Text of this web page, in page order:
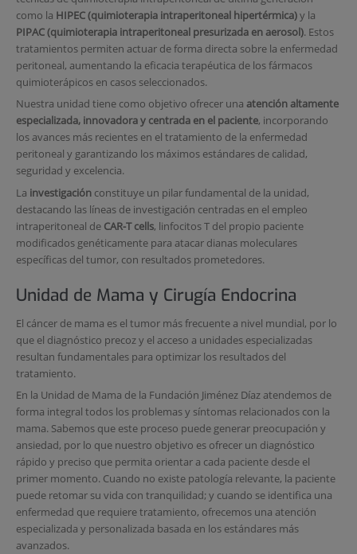
como la HIPEC (quimioterapia intraperitoneal hipertérmica)y la
PIPAC (quimioterapia intraperitoneal presurizada en aerosol). Estos
tratamientos permiten actuar de forma directa sobre la enfermedad
peritoneal, aumentando la eficacia terapéutica de los fármacos
quimioterápicos en casos seleccionados.
Nuestra unidad tiene como objetivo ofrecer una atención altamente
especializada, innovadora y centrada en el paciente, incorporando
los avances más recientes en el tratamiento de la enfermedad
peritoneal y garantizando los máximos estándares de calidad,
seguridad y excelencia.
La investigaciónconstituye un pilar fundamental de la unidad,
destacando las líneas de investigación centradas en el empleo
intraperitoneal de CAR-T cells, linfocitos T del propio paciente
modificados genéticamente para atacar dianas moleculares
específicas del tumor, con resultados prometedores.
Unidad de Mama y Cirugía Endocrina
El cáncer de mama es el tumor más frecuente a nivel mundial, por lo
que el diagnóstico precoz y el acceso a unidades especializadas
resultan fundamentales para optimizar los resultados del
tratamiento.
En la Unidad de Mama de la Fundación Jiménez Díaz atendemos de
forma integral todos los problemas y síntomas relacionados con la
mama. Sabemos que este proceso puede generar preocupación y
ansiedad, por lo que nuestro objetivo es ofrecer un diagnóstico
rápido y preciso que permita orientar a cada paciente desde el
primer momento. Cuando no existe patología relevante, la paciente
puede retomar su vida con tranquilidad; y cuando se identifica una
enfermedad que requiere tratamiento, ofrecemos una atención
especializada y personalizada basada en los estándares más
avanzados.